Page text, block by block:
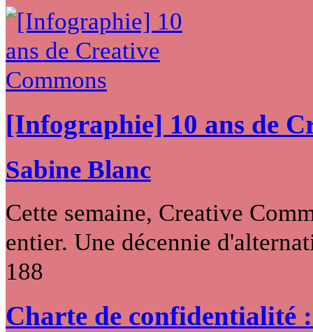
[Infographie] 10 ans de
Sabine Blanc
Cette semaine, Creative
entier. Une décennie
188
Charte de confidentialité